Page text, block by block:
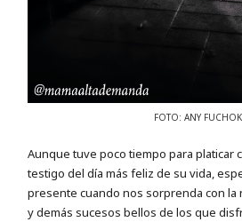
FOTO: ANY
Aunque tuve poco tiempo para platicar
testigo del día más feliz de su vida,
presente cuando nos sorprenda con la
y demás sucesos bellos de los que